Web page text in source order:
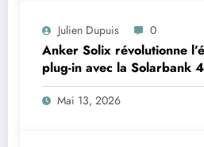
Julien Dupuis 0
Anker Solix révolutionne
plug-in avec la Solarbank
Mai 13, 2026